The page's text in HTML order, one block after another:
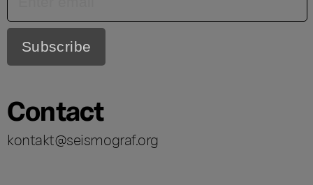
Contact
kontakt@seismograf.org